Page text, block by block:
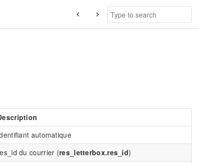
automatique
du courrier (res_letterbox.res_id)